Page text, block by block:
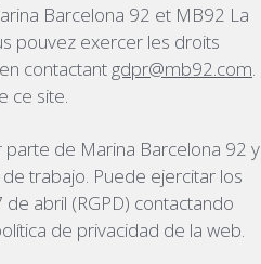
Barcelona 92 et MB92 La
pouvez exercer les droits
contactant gdpr@mb92.com.
ce site.
de Marina Barcelona 92 y
trabajo. Puede ejercitar los
abril (RGPD) contactando
de privacidad de la web.